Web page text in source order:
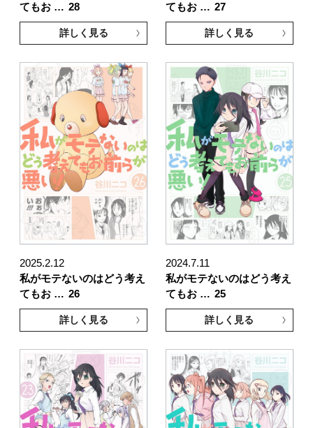
てもお … 28
詳しく見る
てもお … 27
詳しく見る
2025.2.12
私がモテないのはどう考え
てもお … 26
詳しく見る
2024.7.11
私がモテないのはどう考え
てもお … 25
詳しく見る